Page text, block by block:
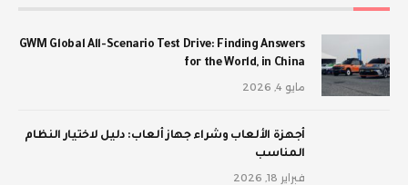
GWM Global All-Scenario Test Drive: Finding Answers
for the World, in China
مايو 4, 2026
أجهزة الألعاب وشراء جهاز ألعاب: دليل لاختيار النظام
المناسب
فبراير 18, 2026